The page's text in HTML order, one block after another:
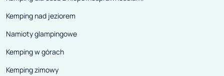
Kemping nad jeziorem
Namioty glampingowe
Kemping w górach
Kemping zimowy